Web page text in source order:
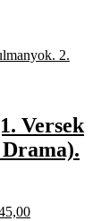
Versek